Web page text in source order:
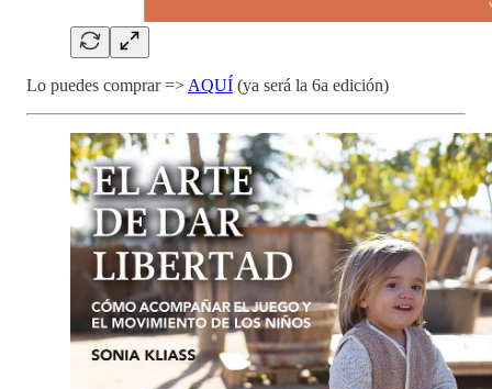
Lo puedes comprar => AQUÍ (ya será la 6a edición)